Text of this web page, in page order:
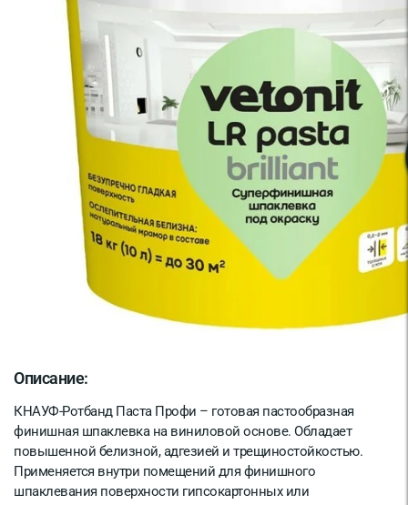
Описание:
КНАУФ-Ротбанд Паста Профи – готовая пастообразная
финишная шпаклевка на виниловой основе. Обладает
повышенной белизной, адгезией и трещиностойкостью.
Применяется внутри помещений для финишного
шпаклевания поверхности гипсокартонных или